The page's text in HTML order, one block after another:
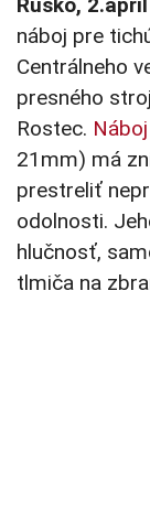
náboj pre
Centrálneho
presného
Rostec. Náboj
21mm) má
prestreliť
odolnosti.
hlučnosť,
tlmiča na